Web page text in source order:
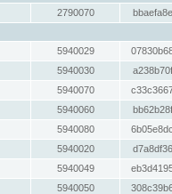
2790070
5940029
5940030
5940070
5940060
5940080
5940020
5940049
5940050